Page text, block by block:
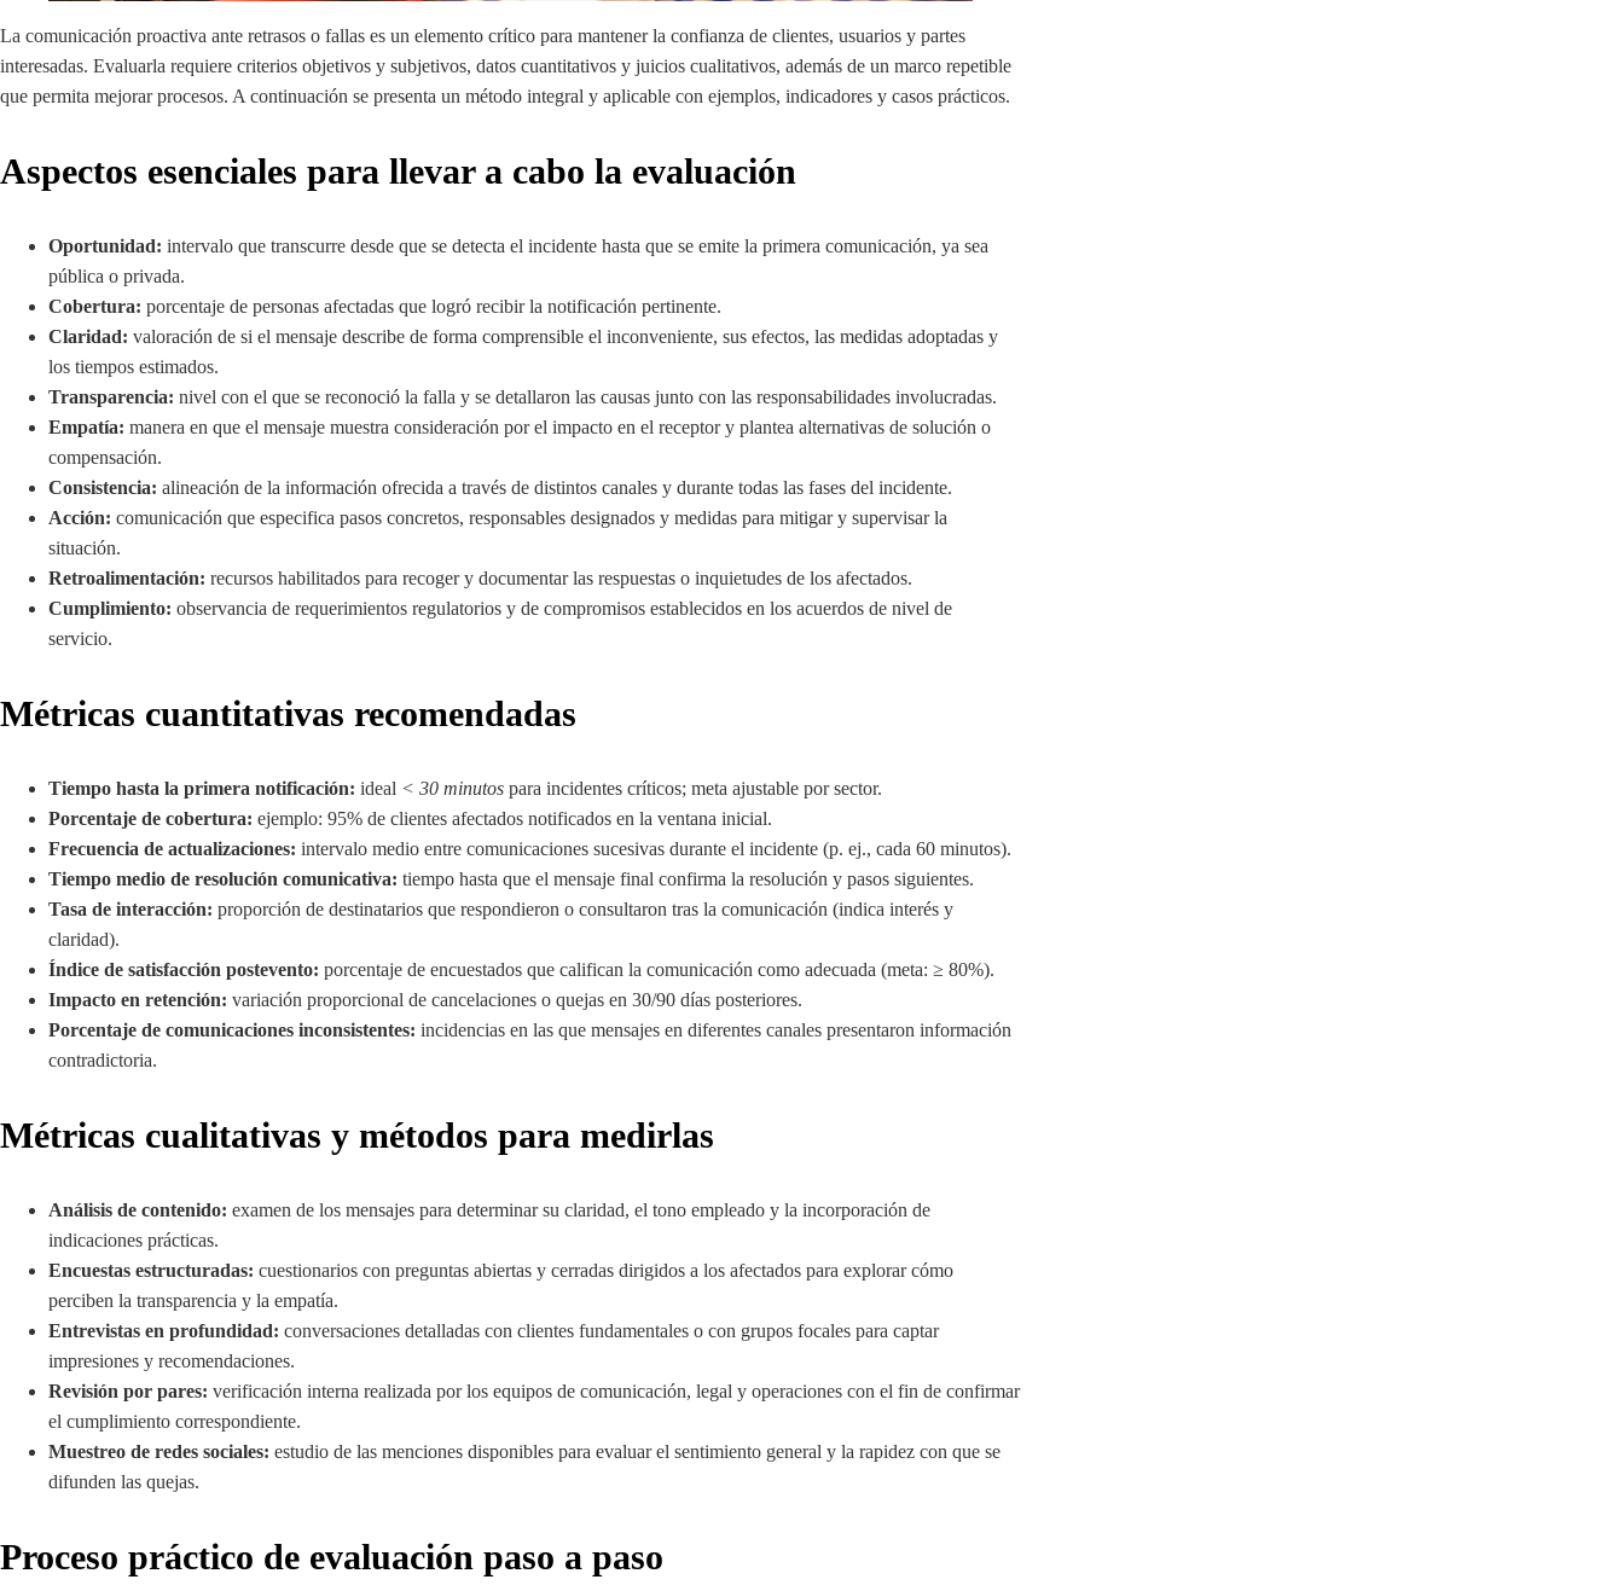
La comunicación proactiva ante retrasos o fallas es un elemento crítico para mantener la confianza de clientes, usuarios y partes
interesadas. Evaluarla requiere criterios objetivos y subjetivos, datos cuantitativos y juicios cualitativos, además de un marco repetible
que permita mejorar procesos. A continuación se presenta un método integral y aplicable con ejemplos, indicadores y casos prácticos.
Aspectos esenciales para llevar a cabo la evaluación
Oportunidad: intervalo que transcurre desde que se detecta el incidente hasta que se emite la primera comunicación, ya sea
pública o privada.
Cobertura: porcentaje de personas afectadas que logró recibir la notificación pertinente.
Claridad: valoración de si el mensaje describe de forma comprensible el inconveniente, sus efectos, las medidas adoptadas y
los tiempos estimados.
Transparencia: nivel con el que se reconoció la falla y se detallaron las causas junto con las responsabilidades involucradas.
Empatía: manera en que el mensaje muestra consideración por el impacto en el receptor y plantea alternativas de solución o
compensación.
Consistencia: alineación de la información ofrecida a través de distintos canales y durante todas las fases del incidente.
Acción: comunicación que especifica pasos concretos, responsables designados y medidas para mitigar y supervisar la
situación.
Retroalimentación: recursos habilitados para recoger y documentar las respuestas o inquietudes de los afectados.
Cumplimiento: observancia de requerimientos regulatorios y de compromisos establecidos en los acuerdos de nivel de
servicio.
Métricas cuantitativas recomendadas
Tiempo hasta la primera notificación: ideal < 30 minutos para incidentes críticos; meta ajustable por sector.
Porcentaje de cobertura: ejemplo: 95% de clientes afectados notificados en la ventana inicial.
Frecuencia de actualizaciones: intervalo medio entre comunicaciones sucesivas durante el incidente (p. ej., cada 60 minutos).
Tiempo medio de resolución comunicativa: tiempo hasta que el mensaje final confirma la resolución y pasos siguientes.
Tasa de interacción: proporción de destinatarios que respondieron o consultaron tras la comunicación (indica interés y
claridad).
Índice de satisfacción postevento: porcentaje de encuestados que califican la comunicación como adecuada (meta: ≥ 80%).
Impacto en retención: variación proporcional de cancelaciones o quejas en 30/90 días posteriores.
Porcentaje de comunicaciones inconsistentes: incidencias en las que mensajes en diferentes canales presentaron información
contradictoria.
Métricas cualitativas y métodos para medirlas
Análisis de contenido: examen de los mensajes para determinar su claridad, el tono empleado y la incorporación de
indicaciones prácticas.
Encuestas estructuradas: cuestionarios con preguntas abiertas y cerradas dirigidos a los afectados para explorar cómo
perciben la transparencia y la empatía.
Entrevistas en profundidad: conversaciones detalladas con clientes fundamentales o con grupos focales para captar
impresiones y recomendaciones.
Revisión por pares: verificación interna realizada por los equipos de comunicación, legal y operaciones con el fin de confirmar
el cumplimiento correspondiente.
Muestreo de redes sociales: estudio de las menciones disponibles para evaluar el sentimiento general y la rapidez con que se
difunden las quejas.
Proceso práctico de evaluación paso a paso